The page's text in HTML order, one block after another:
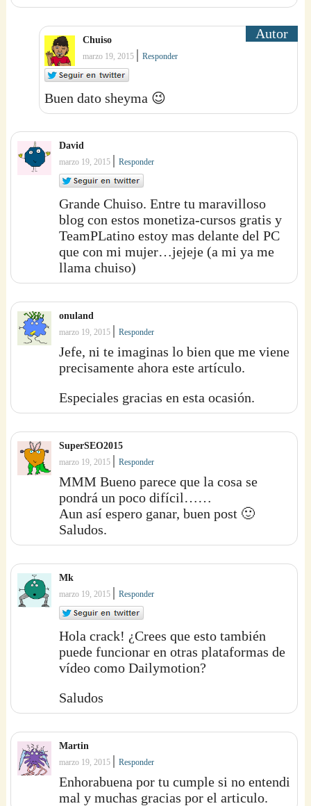
Chuiso
marzo 19, 2015 |Responder
Buen dato sheyma 😉
David
marzo 19, 2015 |Responder
Grande Chuiso. Entre tu maravilloso
blog con estos monetiza-cursos gratis y
TeamPLatino estoy mas delante del PC
que con mi mujer…jejeje (a mi ya me
llama chuiso)
onuland
marzo 19, 2015 |Responder
Jefe, ni te imaginas lo bien que me viene
precisamente ahora este artículo.
Especiales gracias en esta ocasión.
SuperSEO2015
marzo 19, 2015 |Responder
MMM Bueno parece que la cosa se
pondrá un poco difícil……
Aun así espero ganar, buen post 🙂
Saludos.
Mk
marzo 19, 2015 |Responder
Hola crack! ¿Crees que esto también
puede funcionar en otras plataformas de
vídeo como Dailymotion?
Saludos
Martin
marzo 19, 2015 |Responder
Enhorabuena por tu cumple si no entendi
mal y muchas gracias por el articulo.